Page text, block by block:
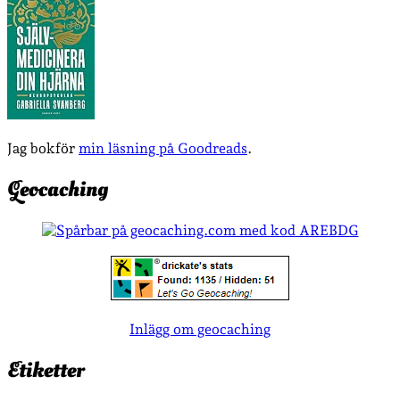
Jag bokför min läsning på Goodreads.
Geocaching
Inlägg om geocaching
Etiketter